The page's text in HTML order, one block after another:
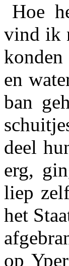
Hoe
vind ik
en
ban
deel
erg,
liep
het
op